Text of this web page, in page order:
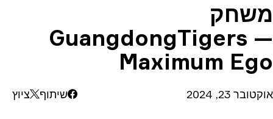
GuangdongTigers
Maximum
23, 2024 שיתוף ציוץ